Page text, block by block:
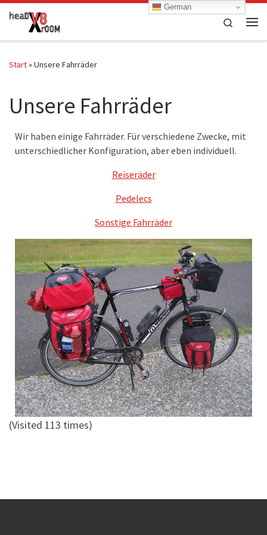
Zum Inhalt springen
Search
Start»Unsere Fahrräder
Unsere Fahrräder
Wir haben einige Fahrräder. Für verschiedene Zwecke, mit
unterschiedlicher Konfiguration, aber eben individuell.
Reiseräder
Pedelecs
Sonstige Fahrräder
(Visited 113 times)
German